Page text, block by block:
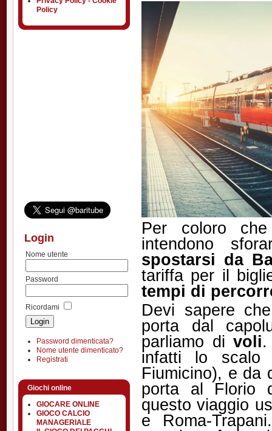
Policy
Login
Nome utente
Password
Ricordami
Password dimenticata?
Nome utente dimenticato?
Registrati
Giochi online
GIOCARE ONLINE
GIOCO CALCIO
MANAGERIALE
Per coloro
intendono
spostarsi da
tariffa per il
tempi di
Devi sapere
porta dal
parliamo di voli.
infatti lo scalo
Fiumicino), e da
porta al Florio
questo viaggio
e Roma-